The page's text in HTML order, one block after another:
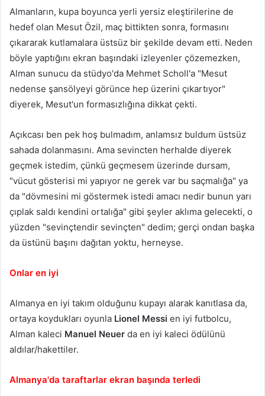
Almanların, kupa boyunca yerli yersiz eleştirilerine de
hedef olan Mesut Özil, maç bittikten sonra, formasını
çıkararak kutlamalara üstsüz bir şekilde devam etti. Neden
böyle yaptığını ekran başındaki izleyenler çözemezken,
Alman sunucu da stüdyo'da Mehmet Scholl'a "Mesut
nedense şansölyeyi görünce hep üzerini çıkartıyor"
diyerek, Mesut'un formasızlığına dikkat çekti.
Açıkcası ben pek hoş bulmadım, anlamsız buldum üstsüz
sahada dolanmasını. Ama sevincten herhalde diyerek
geçmek istedim, çünkü geçmesem üzerinde dursam,
"vücut gösterisi mi yapıyor ne gerek var bu saçmalığa" ya
da "dövmesini mi göstermek istedi amacı nedir bunun yarı
çıplak saldı kendini ortalığa" gibi şeyler aklıma gelecekti, o
yüzden "sevinçtendir sevinçten" dedim; gerçi ondan başka
da üstünü başını dağıtan yoktu, herneyse.
Onlar en iyi
Almanya en iyi takım olduğunu kupayı alarak kanıtlasa da,
ortaya koydukları oyunla Lionel Messi en iyi futbolcu,
Alman kaleci Manuel Neuer da en iyi kaleci ödülünü
aldılar/hakettiler.
Almanya'da taraftarlar ekran başında terledi